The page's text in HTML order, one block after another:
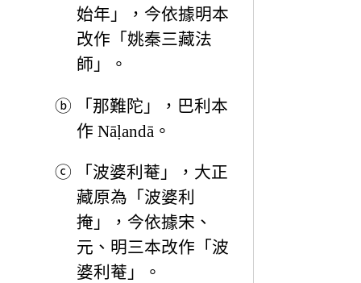
始年」，今依據明本
改作「姚秦三藏法
師」。
ⓑ
「那難陀」，巴利本
作 Nāḷandā。
ⓒ
「波婆利菴」，大正
藏原為「波婆利
掩」，今依據宋、
元、明三本改作「波
婆利菴」。